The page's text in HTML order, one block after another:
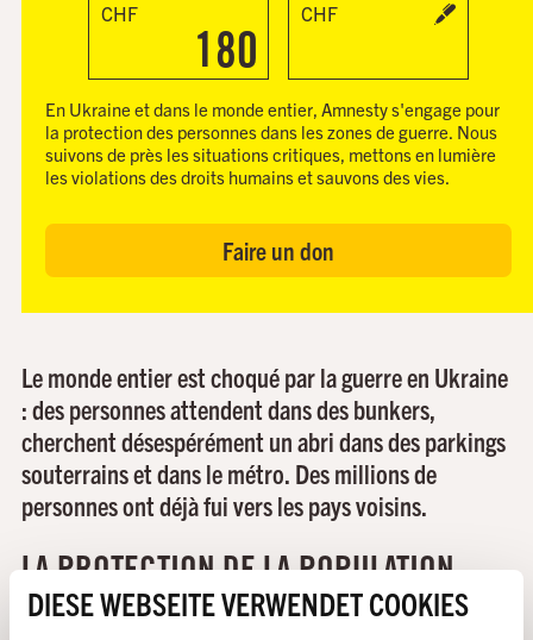
DIESE WEBSEITE VERWENDET COOKIES
180
CHF CHF
En Ukraine et dans le monde entier, Amnesty s'engage pour
la protection des personnes dans les zones de guerre. Nous
suivons de près les situations critiques, mettons en lumière
les violations des droits humains et sauvons des vies.
Faire un don
Le monde entier est choqué par la guerre en Ukraine
: des personnes attendent dans des bunkers,
cherchent désespérément un abri dans des parkings
souterrains et dans le métro. Des millions de
personnes ont déjà fui vers les pays voisins.
LA PROTECTION DE LA POPULATION
CIVILE DOIT ÊTRE UNE PRIORITÉ